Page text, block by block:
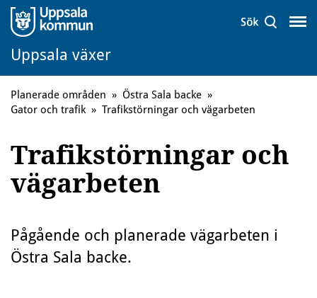
Uppsala växer
Planerade områden » Östra Sala backe»
Gator och trafik» Trafikstörningar och vägarbeten
Trafikstörningar och
vägarbeten
Pågående och planerade vägarbeten i
Östra Sala backe.